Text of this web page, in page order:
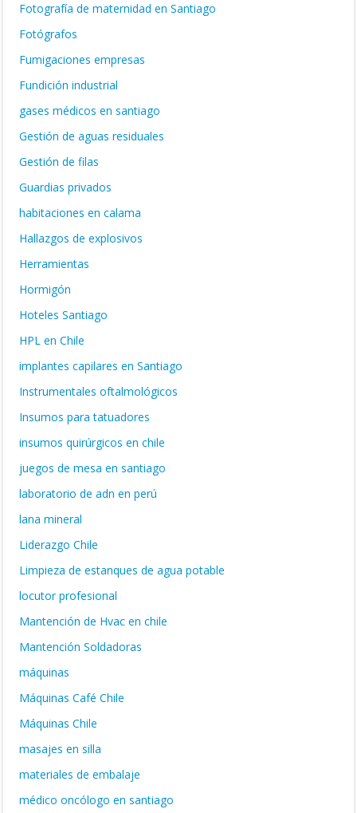
Fotografía de maternidad en Santiago
Fotógrafos
Fumigaciones empresas
Fundición industrial
gases médicos en santiago
Gestión de aguas residuales
Gestión de filas
Guardias privados
habitaciones en calama
Hallazgos de explosivos
Herramientas
Hormigón
Hoteles Santiago
HPL en Chile
implantes capilares en Santiago
Instrumentales oftalmológicos
Insumos para tatuadores
insumos quirúrgicos en chile
juegos de mesa en santiago
laboratorio de adn en perú
lana mineral
Liderazgo Chile
Limpieza de estanques de agua potable
locutor profesional
Mantención de Hvac en chile
Mantención Soldadoras
máquinas
Máquinas Café Chile
Máquinas Chile
masajes en silla
materiales de embalaje
médico oncólogo en santiago